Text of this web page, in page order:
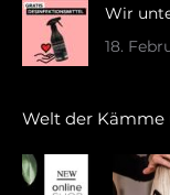
Wir
18.
Welt der Kämme